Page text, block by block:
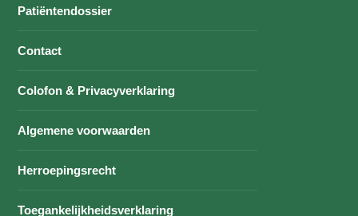
Patiëntendossier
Contact
Colofon & Privacyverklaring
Algemene voorwaarden
Herroepingsrecht
Toegankelijkheidsverklaring